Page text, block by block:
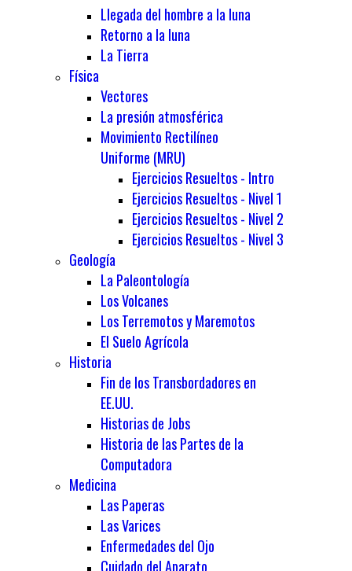
Llegada del hombre a la luna
Retorno a la luna
La Tierra
Física
Vectores
La presión atmosférica
Movimiento Rectilíneo
Uniforme (MRU)
Ejercicios Resueltos - Intro
Ejercicios Resueltos - Nivel 1
Ejercicios Resueltos - Nivel 2
Ejercicios Resueltos - Nivel 3
Geología
La Paleontología
Los Volcanes
Los Terremotos y Maremotos
El Suelo Agrícola
Historia
Fin de los Transbordadores en
EE.UU.
Historias de Jobs
Historia de las Partes de la
Computadora
Medicina
Las Paperas
Las Varices
Enfermedades del Ojo
Cuidado del Aparato